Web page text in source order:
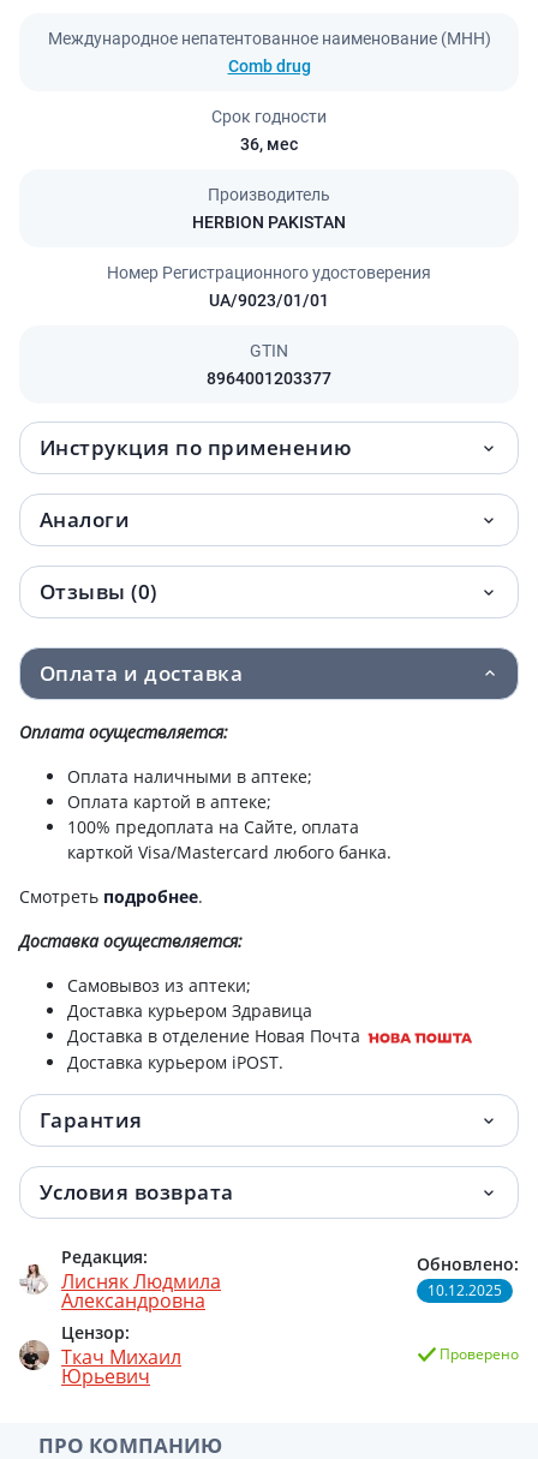
Международное непатентованное наименование (МНН)
Comb drug
Срок годности
36, мес
Производитель
HERBION PAKISTAN
Номер Регистрационного удостоверения
UA/9023/01/01
GTIN
8964001203377
Инструкция по применению
Аналоги
Отзывы (0)
Оплата и доставка
Оплата осуществляется:
Оплата наличными в аптеке;
Оплата картой в аптеке;
100% предоплата на Сайте, оплата
карткой Visa/Mastercard любого банка.
Смотреть подробнее.
Доставкаосуществляется:
Самовывоз из аптеки;
Доставка курьером Здравица
Доставка в отделение Новая Почта
Доставка курьером iPOST.
Гарантия
Условия возврата
Редакция:
Лисняк Людмила
Александровна
Цензор:
Ткач Михаил
Юрьевич
Обновлено:
10.12.2025
Проверено
ПРО КОМПАНИЮ